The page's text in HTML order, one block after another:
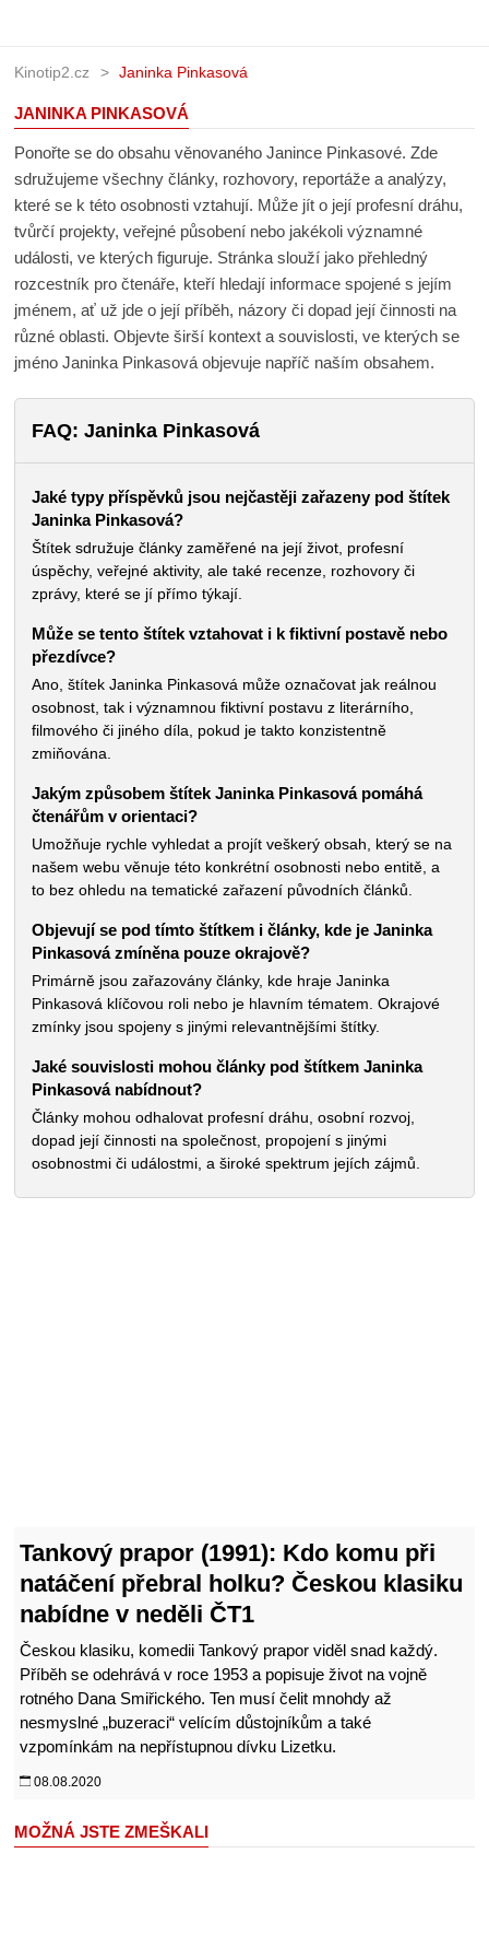
Kinotip2.cz Janinka Pinkasová
JANINKA PINKASOVÁ
Ponořte se do obsahu věnovaného Janince Pinkasové. Zde
sdružujeme všechny články, rozhovory, reportáže a analýzy,
které se k této osobnosti vztahují. Může jít o její profesní
dráhu, tvůrčí projekty, veřejné působení nebo jakékoli
významné události, ve kterých figuruje. Stránka slouží jako
přehledný rozcestník pro čtenáře, kteří hledají informace
spojené s jejím jménem, ať už jde o její příběh, názory či dopad
její činnosti na různé oblasti. Objevte širší kontext a
souvislosti, ve kterých se jméno Janinka Pinkasová objevuje
Jaké typy příspěvků jsou nejčastěji zařazeny pod štítek
Janinka Pinkasová?
Štítek sdružuje články zaměřené na její život, profesní
úspěchy, veřejné aktivity, ale také recenze, rozhovory či
Může se tento štítek vztahovat i k fiktivní postavě
nebo přezdívce?
Ano, štítek Janinka Pinkasová může označovat jak reálnou
osobnost, tak i významnou fiktivní postavu z literárního,
filmového či jiného díla, pokud je takto konzistentně
Jakým způsobem štítek Janinka Pinkasová pomáhá
čtenářům v orientaci?
Umožňuje rychle vyhledat a projít veškerý obsah, který se na
našem webu věnuje této konkrétní osobnosti nebo entitě, a
Objevují se pod tímto štítkem i články, kde je Janinka
Pinkasová zmíněna pouze okrajově?
Primárně jsou zařazovány články, kde hraje Janinka
Pinkasová klíčovou roli nebo je hlavním tématem. Okrajové
Jaké souvislosti mohou články pod štítkem Janinka
Pinkasová nabídnout?
Články mohou odhalovat profesní dráhu, osobní rozvoj,
dopad její činnosti na společnost, propojení s jinými
Tankový prapor (1991): Kdo komu při
natáčení přebral holku? Českou
klasiku nabídne v neděli ČT1
Českou klasiku, komedii Tankový prapor viděl snad každý.
Příběh se odehrává v roce 1953 a popisuje život na vojně
rotného Dana Smiřického. Ten musí čelit mnohdy až
nesmyslné „buzeraci“ velícím důstojníkům a také
vzpomínkám na nepřístupnou dívku Lizetku.